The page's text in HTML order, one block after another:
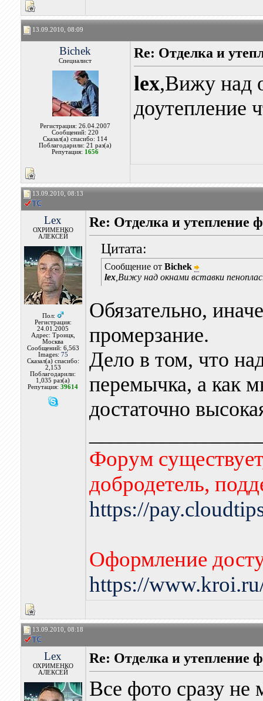
13.09.2010, 08:09
Bichek
Специалист
Регистрация: 26.04.2007
Сообщений: 220
Сказал(а) спасибо: 114
Поблагодарили: 21 раз(а)
Репутация: 1656
Re: Отделка и
lex,Вижу над
доутепление
13.09.2010, 08:13
Lex
ОХРИМЕНКО
АЛЕКСЕЙ
Пол:
Регистрация:
24.01.2005
Адрес: Троицк,
Москва
Сообщений: 6,563
Images: 75
Сказал(а) спасибо:
2,153
Поблагодарили:
1,035 раз(а)
Репутация:39614
Re: Отделка и утепление
Цитата:
Сообщение от Bichek
lex,Вижу над окнами вставки
Обязательно,
промерзание.
Дело в том, что
перемычка, а как
достаточно
Форум
добродетель,
https://
Оформление
https://
13.09.2010, 08:18
Lex
ОХРИМЕНКО
АЛЕКСЕЙ
Re: Отделка и утепление
Все фото сразу не